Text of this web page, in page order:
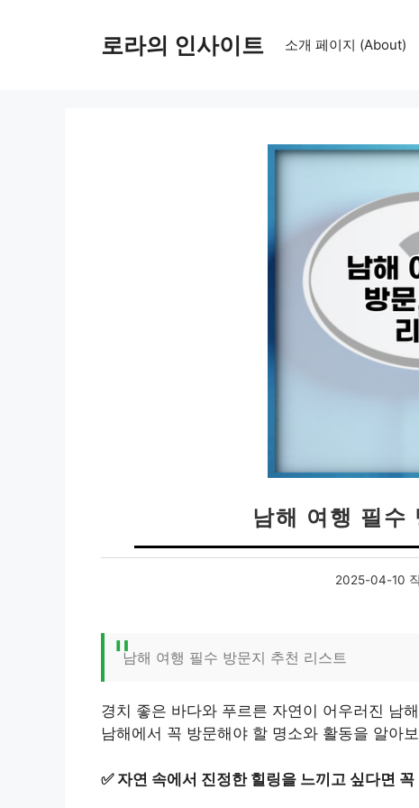
로라의 인사이트 소개 페이지 (About)
남해 여행 필수
2025-04-10
남해 여행 필수 방문지 추천 리스트
경치 좋은 바다와 푸르른 자연이 어우러진 남
남해에서 꼭 방문해야 할 명소와 활동을 알아
✅ 자연 속에서 진정한 힐링을 느끼고 싶다면